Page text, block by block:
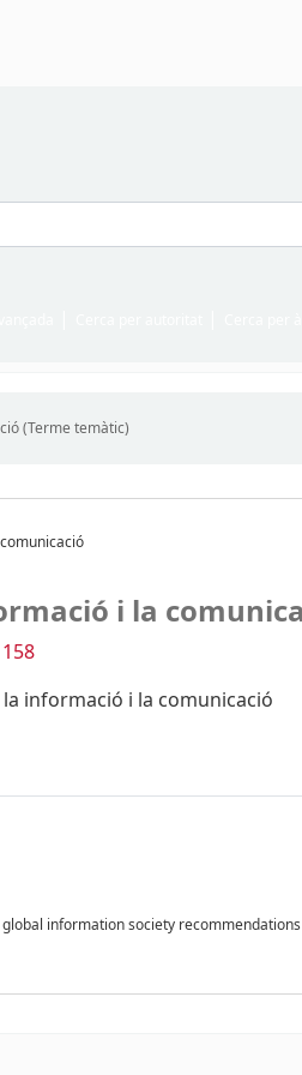
(Terme temàtic)
i la
informació i la comunicació
information society